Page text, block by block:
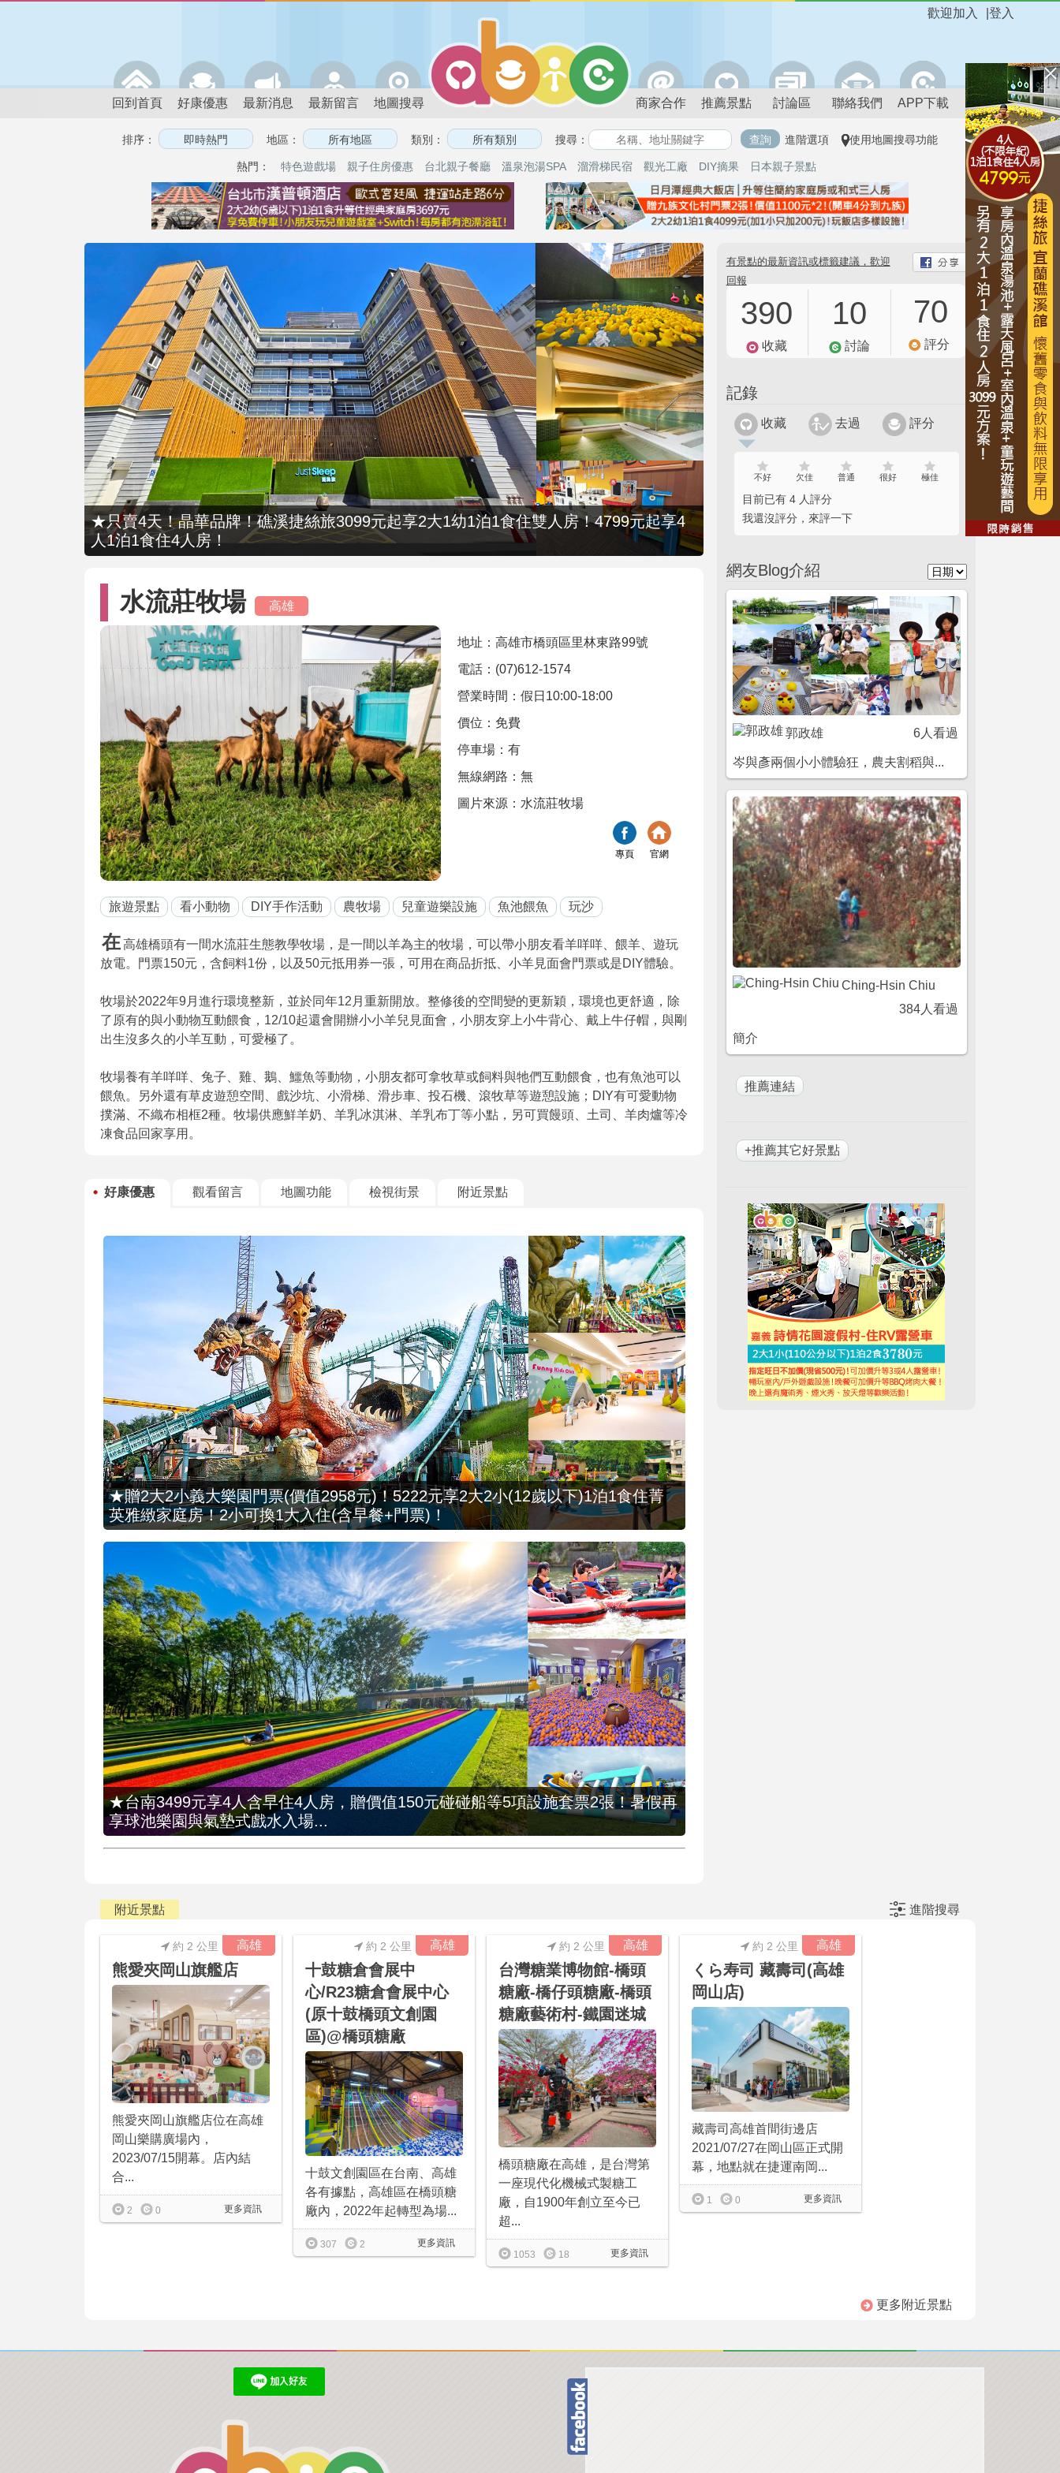
登入
歡迎加入
回到首頁 好康優惠 最新消息 最新留言 地圖搜尋 商家合作 推薦景點 討論區 聯絡我們 APP下載
排序： 地區： 類別： 搜尋： 進階選項 使用地圖搜尋功能
熱門： 特色遊戲場 親子住房優惠 台北親子餐廳 溫泉泡湯SPA 溜滑梯民宿 觀光工廠 DIY摘果 日本親子景點
★只賣4天！晶華品牌！礁溪捷絲旅3099元起享2大1幼1泊1食住雙人房！4799元起享4
人1泊1食住4人房！
水流莊牧場 高雄
地址：高雄市橋頭區里林東路99號
電話：(07)612-1574
營業時間：假日10:00-18:00
價位：免費
停車場：有
無線網路：無
圖片來源：水流莊牧場
專頁 官網
旅遊景點 看小動物 DIY手作活動 農牧場 兒童遊樂設施 魚池餵魚 玩沙
在高雄橋頭有一間水流莊生態教學牧場，是一間以羊為主的牧場，可以帶小朋友看羊咩咩、餵羊、遊玩
放電。門票150元，含飼料1份，以及50元抵用券一張，可用在商品折抵、小羊見面會門票或是DIY體驗。
牧場於2022年9月進行環境整新，並於同年12月重新開放。整修後的空間變的更新穎，環境也更舒適，除
了原有的與小動物互動餵食，12/10起還會開辦小小羊兒見面會，小朋友穿上小牛背心、戴上牛仔帽，與剛
出生沒多久的小羊互動，可愛極了。
牧場養有羊咩咩、兔子、雞、鵝、鱷魚等動物，小朋友都可拿牧草或飼料與牠們互動餵食，也有魚池可以
餵魚。另外還有草皮遊憩空間、戲沙坑、小滑梯、滑步車、投石機、滾牧草等遊憩設施；DIY有可愛動物
撲滿、不織布相框2種。牧場供應鮮羊奶、羊乳冰淇淋、羊乳布丁等小點，另可買饅頭、土司、羊肉爐等冷
凍食品回家享用。
好康優惠 觀看留言 地圖功能 檢視街景 附近景點
★贈2大2小義大樂園門票(價值2958元)！5222元享2大2小(12歲以下)1泊1食住菁
英雅緻家庭房！2小可換1大入住(含早餐+門票)！
★台南3499元享4人含早住4人房，贈價值150元碰碰船等5項設施套票2張！暑假再
享球池樂園與氣墊式戲水入場...
有景點的最新資訊或標籤建議，歡迎
回報
390
收藏
10
討論
70
評分
記錄
收藏 去過 評分
不好 欠佳 普通 很好 極佳
目前已有 4 人評分
我還沒評分，來評一下
網友Blog介紹
郭政雄 6人看過
岑與彥兩個小小體驗狂，農夫割稻與...
Ching-Hsin Chiu
384人看過
簡介
+推薦其它好景點
附近景點 進階搜尋
高雄
約 2 公里
熊愛夾岡山旗艦店
熊愛夾岡山旗艦店位在高雄
岡山樂購廣場內，
2023/07/15開幕。店內結
合...
更多資訊
2 0
高雄
約 2 公里
十鼓糖倉會展中
心/R23糖倉會展中心
(原十鼓橋頭文創園
區)@橋頭糖廠
十鼓文創園區在台南、高雄
各有據點，高雄區在橋頭糖
廠內，2022年起轉型為場...
更多資訊
307 2
高雄
約 2 公里
台灣糖業博物館-橋頭
糖廠-橋仔頭糖廠-橋頭
糖廠藝術村-鐵園迷城
橋頭糖廠在高雄，是台灣第
一座現代化機械式製糖工
廠，自1900年創立至今已
超...
更多資訊
1053 18
高雄
約 2 公里
くら寿司 藏壽司(高雄
岡山店)
藏壽司高雄首間街邊店
2021/07/27在岡山區正式開
幕，地點就在捷運南岡...
更多資訊
1 0
更多附近景點